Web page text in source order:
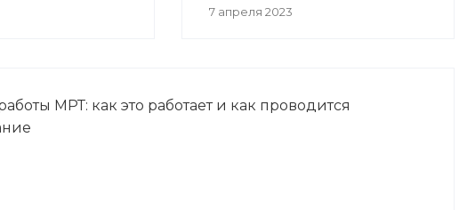
7 апреля 2023
МРТ: как это работает и как проводится